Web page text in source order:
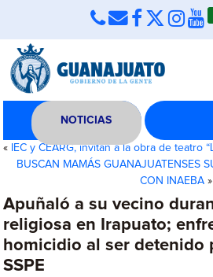
NOTICIAS
«
IEC y CEARG, invitan a la obra de teatro
BUSCAN MAMÁS GUANAJUATENSES
CON INAEBA »
Apuñaló a su vecino
religiosa en Irapuato;
homicidio al ser detenido
SSPE